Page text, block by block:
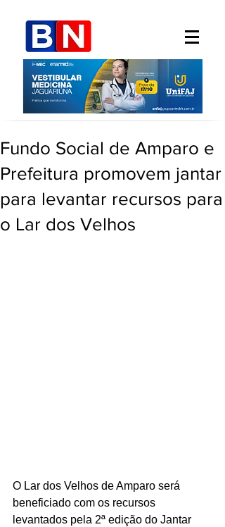
Fundo Social de Amparo e
Prefeitura promovem jantar
para levantar recursos para
o Lar dos Velhos
O Lar dos Velhos de Amparo será
beneficiado com os recursos
levantados pela 2ª edição do Jantar